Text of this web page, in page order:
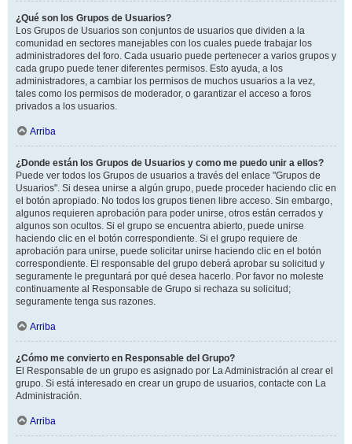
¿Qué son los Grupos de Usuarios?
Los Grupos de Usuarios son conjuntos de usuarios que dividen a la
comunidad en sectores manejables con los cuales puede trabajar los
administradores del foro. Cada usuario puede pertenecer a varios grupos y
cada grupo puede tener diferentes permisos. Esto ayuda, a los
administradores, a cambiar los permisos de muchos usuarios a la vez,
tales como los permisos de moderador, o garantizar el acceso a foros
privados a los usuarios.
Arriba
¿Donde están los Grupos de Usuarios y como me puedo unir a ellos?
Puede ver todos los Grupos de usuarios a través del enlace "Grupos de
Usuarios". Si desea unirse a algún grupo, puede proceder haciendo clic en
el botón apropiado. No todos los grupos tienen libre acceso. Sin embargo,
algunos requieren aprobación para poder unirse, otros están cerrados y
algunos son ocultos. Si el grupo se encuentra abierto, puede unirse
haciendo clic en el botón correspondiente. Si el grupo requiere de
aprobación para unirse, puede solicitar unirse haciendo clic en el botón
correspondiente. El responsable del grupo deberá aprobar su solicitud y
seguramente le preguntará por qué desea hacerlo. Por favor no moleste
continuamente al Responsable de Grupo si rechaza su solicitud;
seguramente tenga sus razones.
Arriba
¿Cómo me convierto en Responsable del Grupo?
El Responsable de un grupo es asignado por La Administración al crear el
grupo. Si está interesado en crear un grupo de usuarios, contacte con La
Administración.
Arriba